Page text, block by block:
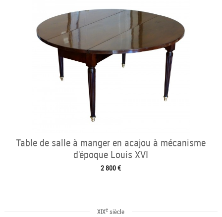
Table de salle à manger en acajou à mécanisme
d'époque Louis XVI
2 800 €
XIXe siècle